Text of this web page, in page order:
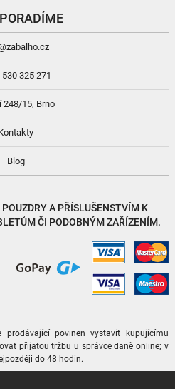
325 271
248/15, Brno
Blog
POUZDRYA PŘÍSLUŠENSTVÍM K
ČI PODOBNÝM ZAŘÍZENÍM.
povinen vystavit kupujícímu
přijatou tržbu u správce daně online; v
do 48 hodin.